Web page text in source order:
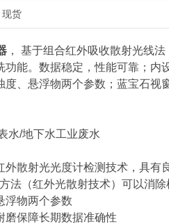
现货
， 基于组合红外吸收散射光线
功能。数据稳定，性能可靠；内
度、悬浮物两个参数；蓝宝石
水/地下水工业废水
外散射光光度计检测技术，具有
法（红外光散射技术）可以消
浮物两个参数
磨保障长期数据准确性